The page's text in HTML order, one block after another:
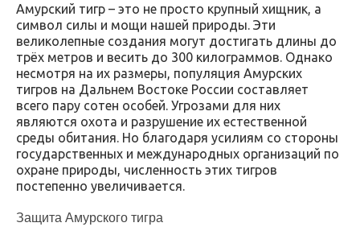
Амурский тигр – это не просто крупный хищник, а
символ силы и мощи нашей природы. Эти
великолепные создания могут достигать длины до
трёх метров и весить до 300 килограммов. Однако
несмотря на их размеры, популяция Амурских
тигров на Дальнем Востоке России составляет
всего пару сотен особей. Угрозами для них
являются охота и разрушение их естественной
среды обитания. Но благодаря усилиям со стороны
государственных и международных организаций по
охране природы, численность этих тигров
постепенно увеличивается.
Защита Амурского тигра